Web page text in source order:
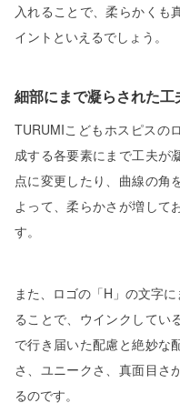
入れることで、柔らかくも
イントといえるでしょう。
細部にまで凝らされた工
TURUMIこどもホスピスの
成する各要素にまで工夫が
点に変更したり、曲線の角
よって、柔らかさが増して
す。
また、ロゴの「H」の文字
ることで、ウインクしてい
で行き届いた配慮と絶妙な
さ、ユニークさ、真面目さ
るのです。